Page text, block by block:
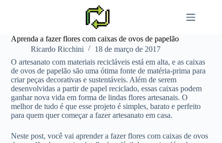
Aprenda a fazer flores com caixas de ovos de papelão
Ricardo Ricchini
18 de março de 2017
O artesanato com materiais recicláveis está em alta, e as caixas
de ovos de papelão são uma ótima fonte de matéria-prima para
criar peças decorativas e sustentáveis. Além de serem
desenvolvidas a partir de papel reciclado, essas caixas podem
ganhar nova vida em forma de lindas flores artesanais. O
melhor de tudo é que esse projeto é simples, barato e perfeito
para quem quer começar a fazer artesanato em casa.
Neste post, você vai aprender a fazer flores com caixas de ovos